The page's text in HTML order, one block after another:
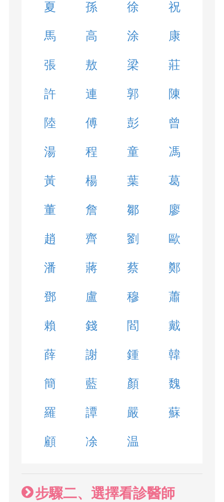
夏 孫 徐 祝
馬 高 涂 康
張 敖 梁 莊
許 連 郭 陳
陸 傅 彭 曾
湯 程 童 馮
黃 楊 葉 葛
董 詹 鄒 廖
趙 齊 劉 歐
潘 蔣 蔡 鄭
鄧 盧 穆 蕭
賴 錢 閻 戴
薛 謝 鍾 韓
簡 藍 顏 魏
羅 譚 嚴 蘇
顧 凃 温
步驟二、選擇看診醫師